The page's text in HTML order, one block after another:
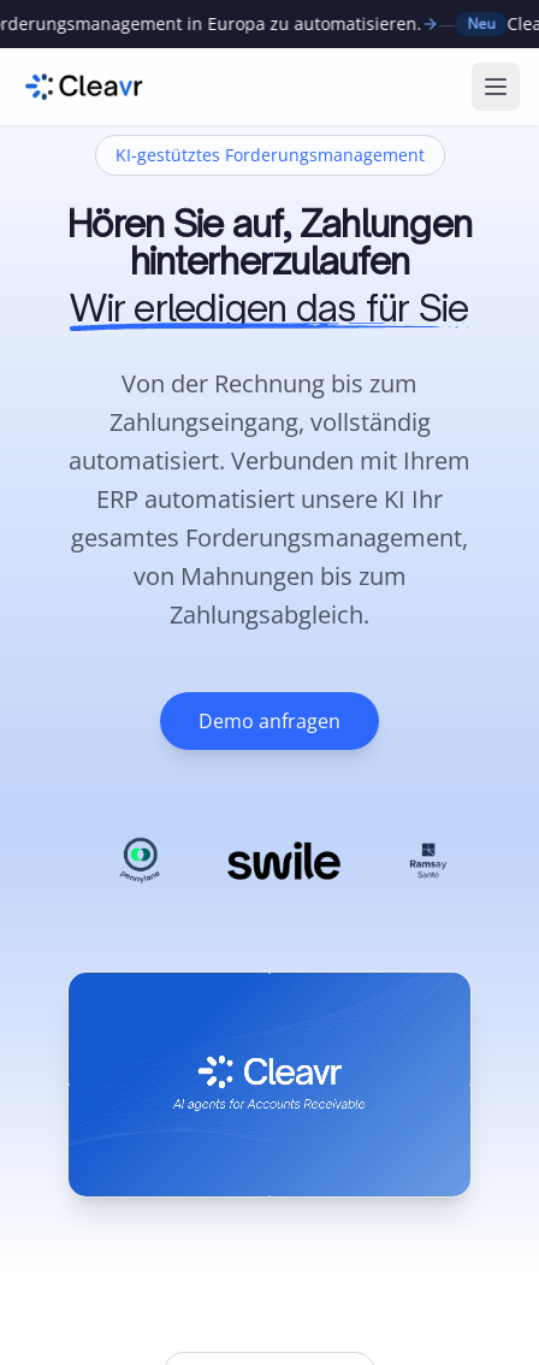
in Europa zu automatisieren. — Neu Cleavr sammelt
KI-gestütztes Forderungsmanagement
Hören Sie auf, Zahlungen
hinterherzulaufen
Wir erledigen das für Sie
Von der Rechnung bis zum
Zahlungseingang, vollständig
automatisiert. Verbunden mit Ihrem
ERP automatisiert unsere KI Ihr
gesamtes Forderungsmanagement,
von Mahnungen bis zum
Zahlungsabgleich.
Demo anfragen